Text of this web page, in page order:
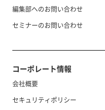
編集部へのお問い合わせ
セミナーのお問い合わせ
コーポレート情報
会社概要
セキュリティポリシー